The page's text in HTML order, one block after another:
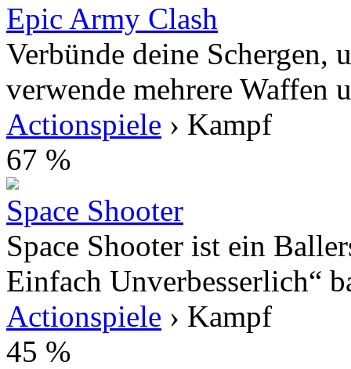
Epic Army Clash
Verbünde deine Schergen,
verwende mehrere Waffen
Actionspiele › Kampf
67 %
Space Shooter
Space Shooter ist ein
Einfach Unverbesserlich“
Actionspiele › Kampf
45 %